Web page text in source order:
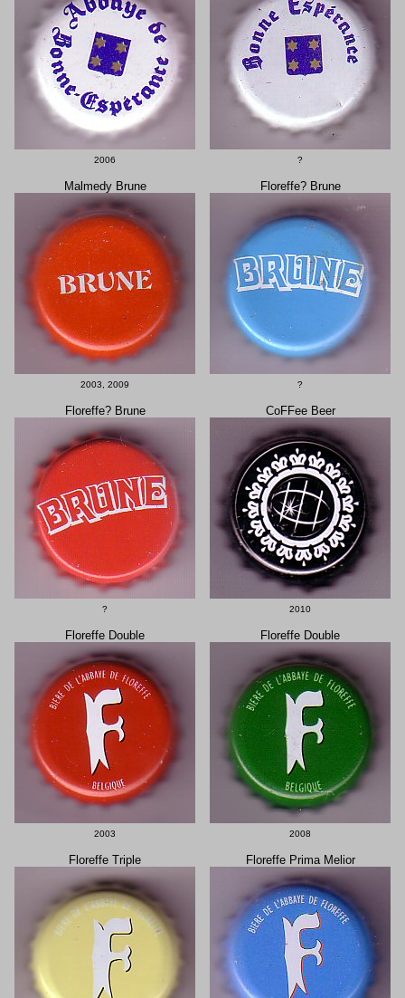
2006 ?
Malmedy Brune
2003, 2009
Floreffe? Brune
?
Floreffe? Brune
?
CoFFee Beer
2010
Floreffe Double
2003
Floreffe Double
2008
Floreffe Triple Floreffe Prima Melior